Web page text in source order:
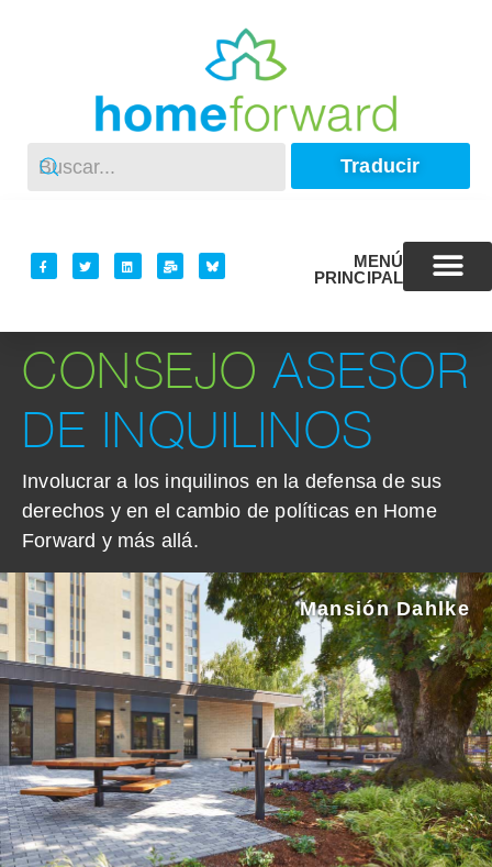
Traducir
MENÚ
PRINCIPAL
CONSEJO ASESOR
DE INQUILINOS
Involucrar a los inquilinos en la defensa de sus
derechos y en el cambio de políticas en Home
Forward y más allá.
Mansión Dahlke